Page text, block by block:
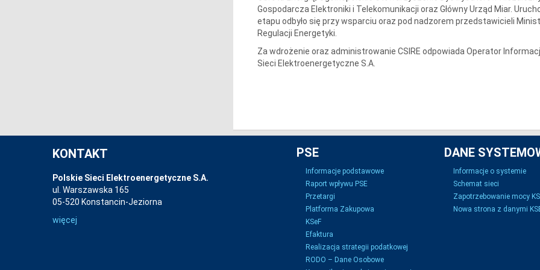
Gospodarcza Elektroniki i Telekomunikacji oraz Główny Urząd Miar.
etapu odbyło się przy wsparciu oraz pod nadzorem przedstawicieli
Regulacji Energetyki.
Za wdrożenie oraz administrowanie CSIRE odpowiada Operator Informacji
Sieci Elektroenergetyczne S.A.
KONTAKT
Polskie Sieci Elektroenergetyczne S.A.
ul. Warszawska 165
05-520 Konstancin-Jeziorna
więcej
PSE
Informacje podstawowe
Raport wpływu PSE
Przetargi
Platforma Zakupowa
KSeF
Efaktura
Realizacja strategii podatkowej
RODO – Dane Osobowe
DANE
Informacje o systemie
Schemat sieci
Zapotrzebowanie mocy
Nowa strona z danymi